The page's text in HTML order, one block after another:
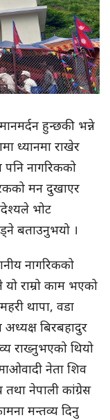
हुन्छकी भन्ने
ध्यानमा राखेर
पनि नागरिकको
मन दुखाएर
भोट
बताउनुभयो ।
नागरिकको
राम्रो काम भएको
थापा, वडा
बिरबहादुर
राख्नुभएको थियो
नेता शिव
तथा नेपाली कांग्रेस
मन्तव्य दिनु